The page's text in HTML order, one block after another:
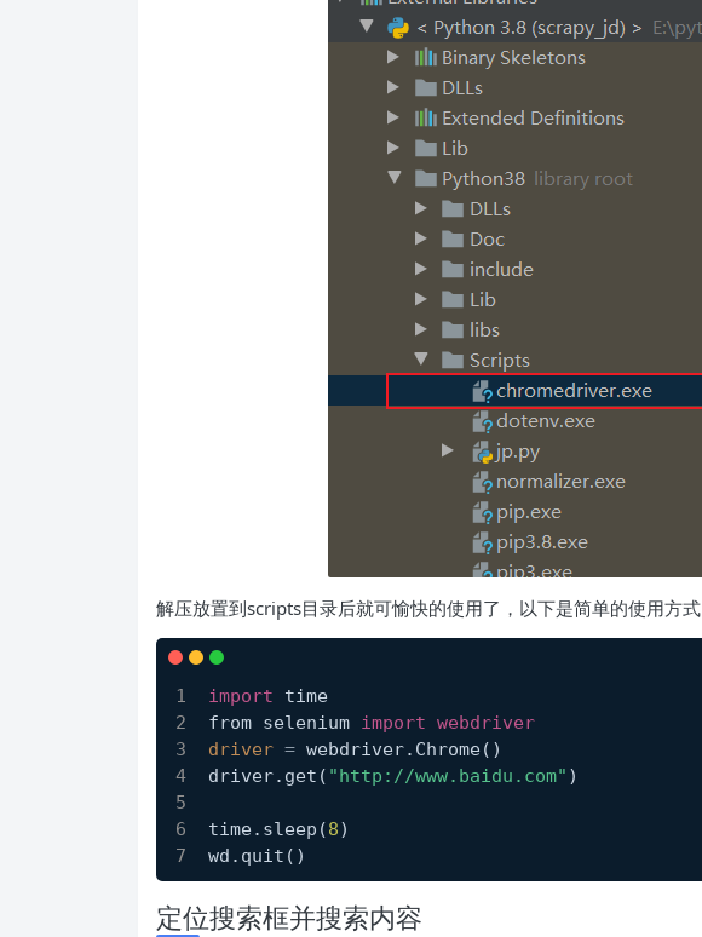
解压放置到scripts目录后就可愉快的使用了，以下是简单的使用方式
import time
from selenium import webdriver
driver = webdriver.Chrome()
driver.get( "http://www.baidu.com" )
time.sleep(8)
wd.quit()
定位搜索框并搜索内容